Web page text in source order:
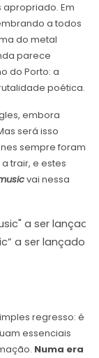
Em
a todos
do metal
parece
do Porto: a
poética.
embora
será isso
sempre foram
trair, e estes
vai nessa
a ser lançado
regresso: é
essenciais
Numa era